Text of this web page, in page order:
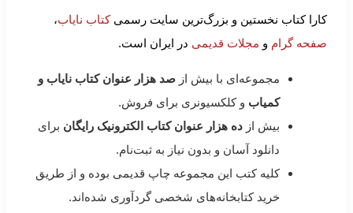
کارا کتاب نخستین و بزرگ‌ترین سایت رسمیکتاب نایاب،
صفحه گرام و مجلات قدیمی در ایران است.
مجموعه‌ای با بیش از صد هزار عنوان کتاب نایاب و
کمیاب و کلکسیونری برای فروش.
بیش از ده هزار عنوان کتاب الکترونیک رایگان برای
دانلود آسان و بدون نیاز به ثبت‌نام.
کلیه کتب این مجموعه چاپ قدیمی بوده و از طریق
خرید کتابخانه‌های شخصی گردآوری شده‌اند.